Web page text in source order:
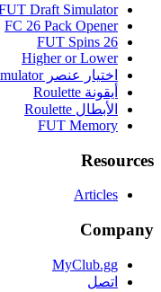
Draft Simulator
FC 26 Pack Opener
FUT Spins 26
Higher or Lower
اختيار عنصر Simulator
أيقونة Roulette
الأبطال Roulette
FUT Memory
Resources
Articles
Company
MyClub.gg
اتصل